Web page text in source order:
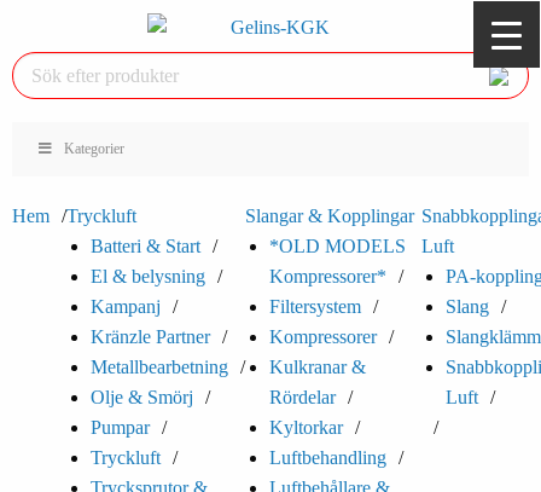
Kategorier
Hem
Tryckluft
Batteri & Start
El & belysning
Kampanj
Kränzle Partner
Metallbearbetning
Olje & Smörj
Pumpar
Tryckluft
Slangar & Kopplingar
*OLD MODELS
Kompressorer*
Filtersystem
Kompressorer
Kulkranar &
Rördelar
Kyltorkar
Luftbehandling
Luft
PA-
Slang
Luft